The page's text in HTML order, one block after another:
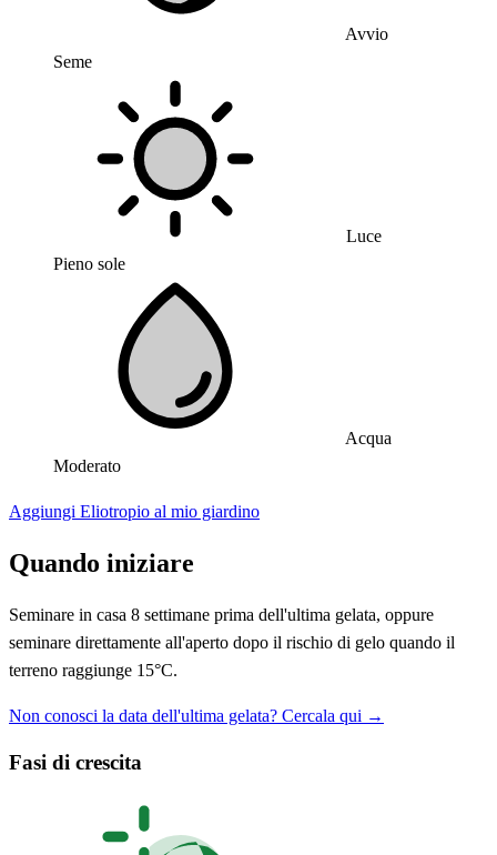
Avvio
Seme
Luce
Pieno sole
Acqua
Moderato
Aggiungi Eliotropio al mio giardino
Quando iniziare
Seminare in casa 8 settimane prima dell'ultima gelata, oppure
seminare direttamente all'aperto dopo il rischio di gelo quando il
terreno raggiunge 15°C.
Non conosci la data dell'ultima gelata? Cercala qui →
Fasi di crescita